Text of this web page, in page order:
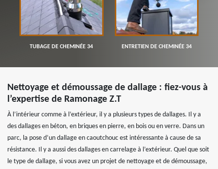
TUBAGE DE CHEMINÉE 34 ENTRETIEN DE CHEMINÉE 34
Nettoyage et démoussage de dallage : fiez-vous à
l’expertise de Ramonage Z.T
À l’intérieur comme à l’extérieur, il y a plusieurs types de dallages. Il y a
des dallages en béton, en briques en pierre, en bois ou en verre. Dans un
parc, la pose d’un dallage en caoutchouc est intéressante à cause de sa
résistance. Il y a aussi des dallages en carrelage à l’extérieur. Quel que soit
le type de dallage, si vous avez un projet de nettoyage et de démoussage,